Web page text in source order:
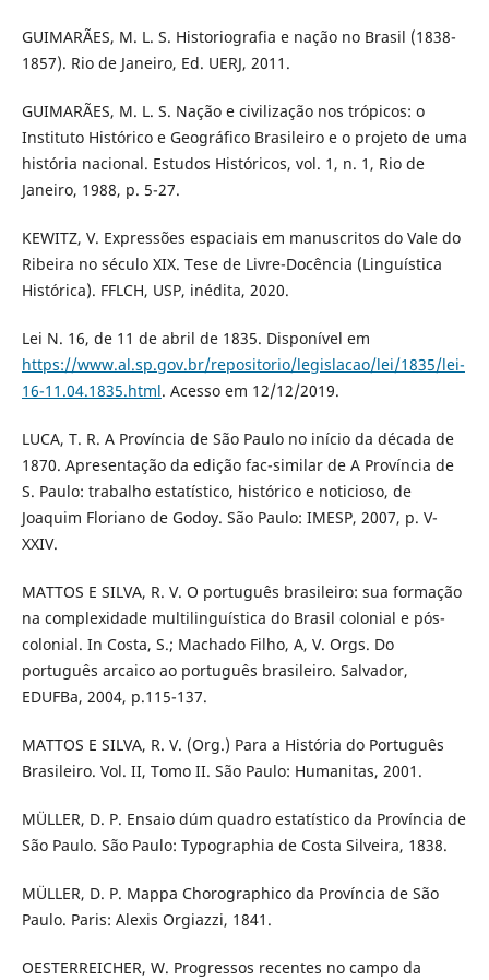
GUIMARÃES, M. L. S. Historiografia e nação no Brasil (1838-
1857). Rio de Janeiro, Ed. UERJ, 2011.
GUIMARÃES, M. L. S. Nação e civilização nos trópicos: o
Instituto Histórico e Geográfico Brasileiro e o projeto de uma
história nacional. Estudos Históricos, vol. 1, n. 1, Rio de
Janeiro, 1988, p. 5-27.
KEWITZ, V. Expressões espaciais em manuscritos do Vale do
Ribeira no século XIX. Tese de Livre-Docência (Linguística
Histórica). FFLCH, USP, inédita, 2020.
Lei N. 16, de 11 de abril de 1835. Disponível em
https://www.al.sp.gov.br/repositorio/legislacao/lei/1835/lei-
16-11.04.1835.html. Acesso em 12/12/2019.
LUCA, T. R. A Província de São Paulo no início da década de
1870. Apresentação da edição fac-similar de A Província de
S. Paulo: trabalho estatístico, histórico e noticioso, de
Joaquim Floriano de Godoy. São Paulo: IMESP, 2007, p. V-
XXIV.
MATTOS E SILVA, R. V. O português brasileiro: sua formação
na complexidade multilinguística do Brasil colonial e pós-
colonial. In Costa, S.; Machado Filho, A, V. Orgs. Do
português arcaico ao português brasileiro. Salvador,
EDUFBa, 2004, p.115-137.
MATTOS E SILVA, R. V. (Org.) Para a História do Português
Brasileiro. Vol. II, Tomo II. São Paulo: Humanitas, 2001.
MÜLLER, D. P. Ensaio dúm quadro estatístico da Província de
São Paulo. São Paulo: Typographia de Costa Silveira, 1838.
MÜLLER, D. P. Mappa Chorographico da Província de São
Paulo. Paris: Alexis Orgiazzi, 1841.
OESTERREICHER, W. Progressos recentes no campo da